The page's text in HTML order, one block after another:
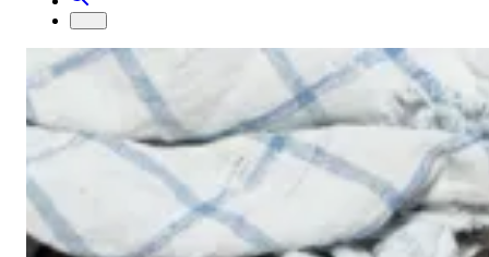
Nyheder Tekstilaffald
Tekstilaffald
Affald
1. juli 2023
Du kan nu aflevere tekstilaffald til Genbrugsbilen og på
genbrugsstationerne.